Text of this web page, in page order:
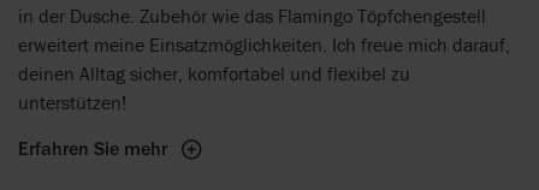
in der Dusche. Zubehör wie das Flamingo Töpfchengestell
erweitert meine Einsatzmöglichkeiten. Ich freue mich darauf,
deinen Alltag sicher, komfortabel und flexibel zu
unterstützen!
Erfahren Sie mehr